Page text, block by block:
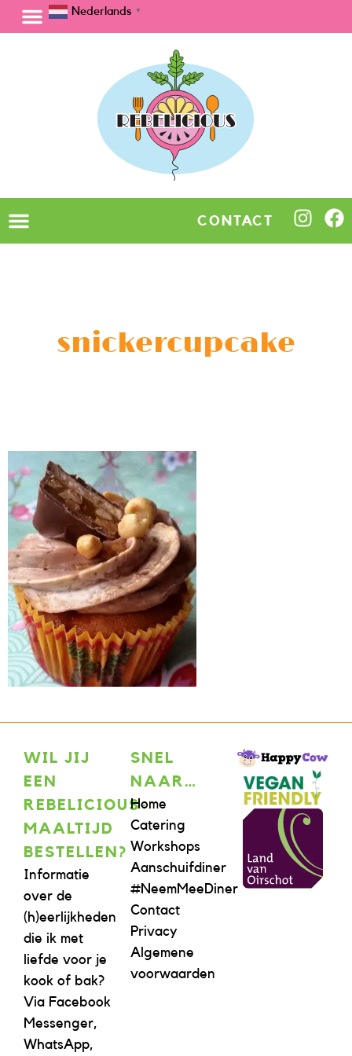
Nederlands ▼
CONTACT
snickercupcake
WIL JIJ
EEN
REBELICIOUS-
MAALTIJD
BESTELLEN?
Informatie
over de
(h)eerlijkheden
die ik met
liefde voor je
kook of bak?
Via Facebook
Messenger,
WhatsApp,
SNEL
NAAR…
Home
Catering
Workshops
Aanschuifdiner
#NeemMeeDiner
Contact
Privacy
Algemene
voorwaarden